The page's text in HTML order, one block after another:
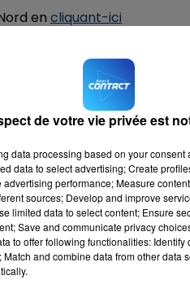
16h00 - 20h00
LA TEAM DU WEEK-END
en cliquant-ici
de votre vie privée est
data processing based on your
data to select advertising; Create
performance; Measure
sources; Develop and improve
limited data to select content; Ensure
Save and communicate privacy
to offer following functionalities:
and combine data from other data